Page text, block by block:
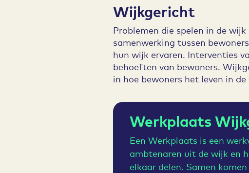
Wijkgericht
Problemen die spelen in de
samenwerking tussen
hun wijk ervaren. Interventies
behoeften van bewoners.
in hoe bewoners het leven in
Werkplaats
Een Werkplaats is een
ambtenaren uit de wijk en
elkaar delen. Samen